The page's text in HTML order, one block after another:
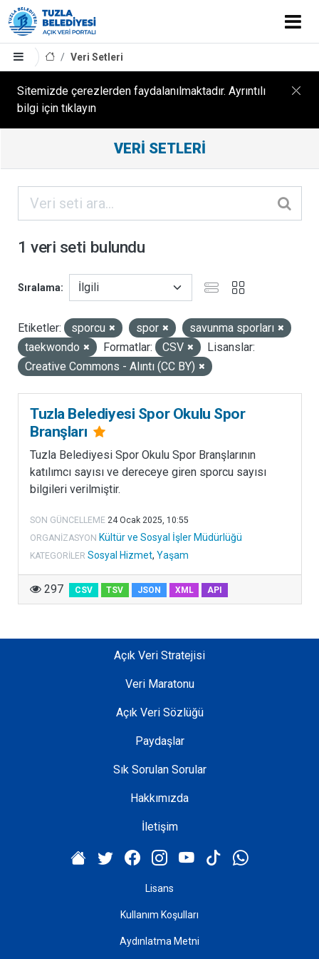
Veri Setleri
Sitemizde çerezlerden faydalanılmaktadır. Ayrıntılı
bilgi için tıklayın
Sonuçları
ORGANIZASYONLAR
KATEGORILER
ETIKETLER
LISANSLAR
VERI SETLERI
1 veri seti bulundu
Sıralama
Etiketler: sporcu spor
savunma sporları
taekwondo
Formatlar: CSV
Lisanslar:
Creative Commons - Alıntı (CC BY)
Tuzla Belediyesi Spor Okulu Spor
Branşları
Tuzla Belediyesi Spor Okulu Spor Branşlarının
katılımcı sayısı ve dereceye giren sporcu sayısı
bilgileri verilmiştir.
SON GÜNCELLEME 24 Ocak 2025, 10:55
ORGANIZASYON Kültür ve Sosyal İşler Müdürlüğü
KATEGORILER Sosyal Hizmet, Yaşam
297 CSV TSV JSON XML API
Açık Veri Stratejisi
Veri Maratonu
Açık Veri Sözlüğü
Paydaşlar
Sık Sorulan Sorular
Hakkımızda
İletişim
Lisans
Kullanım Koşulları
Aydınlatma Metni